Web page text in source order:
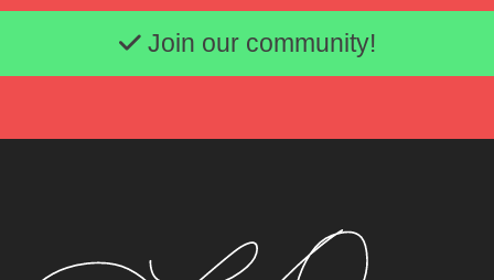
Email address
Join our community!